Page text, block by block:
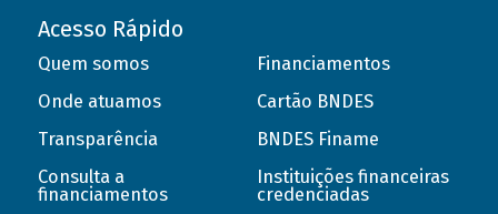
Acesso Rápido
Quem somos
Onde atuamos
Transparência
Consulta a
financiamentos
Financiamentos
Cartão BNDES
BNDES Finame
Instituições financeiras
credenciadas